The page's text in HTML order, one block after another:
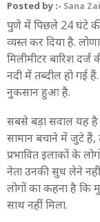
Posted by :- Sana
पुणे में पिछले 24 घंटे
व्यस्त कर दिया है.
मिलीमीटर बारिश
नदी में तब्दील हो गई
नुकसान हुआ है.
सबसे बड़ा सवाल यह
सामान बचाने में जुटे
प्रभावित इलाकों के
नेता उनकी सुध लेने
लोगों का कहना है कि
साथ नहीं मिला.